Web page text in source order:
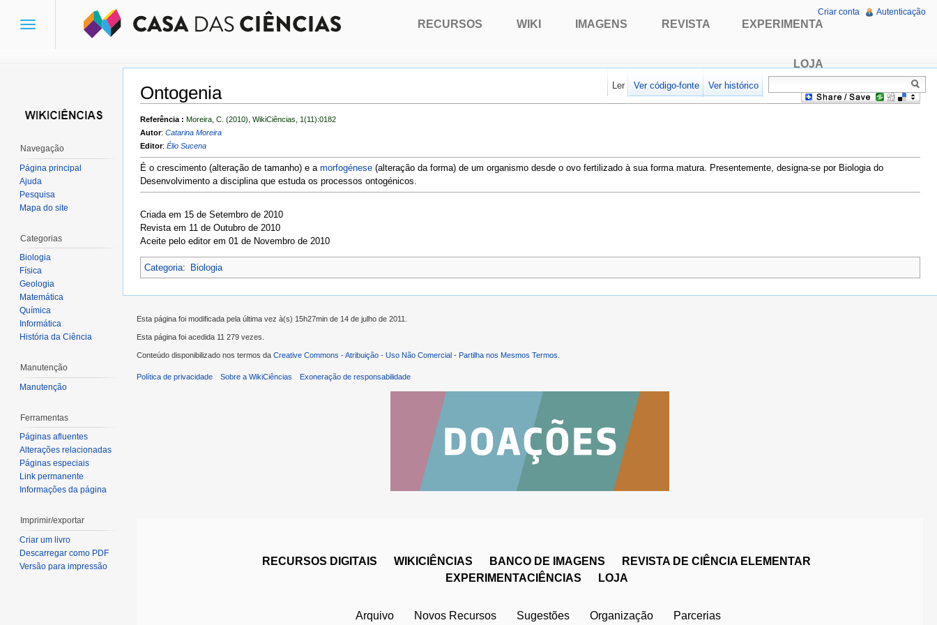
Ontogenia
Ir para:navegação,pesquisa
Referência : Moreira, C. (2010), WikiCiências, 1(11):0182
Autor: Catarina Moreira
Editor: Élio Sucena
É o crescimento (alteração de tamanho) e a morfogénese (alteração da forma) de um organismo desde o ovo fertilizado à sua forma matura. Presentemente, designa-se por Biologia do
Desenvolvimento a disciplina que estuda os processos ontogénicos.
Criada em 15 de Setembro de 2010
Revista em 11 de Outubro de 2010
Aceite pelo editor em 01 de Novembro de 2010
Categoria: Biologia
Toggle
RECURSOS WIKI IMAGENS REVISTA EXPERIMENTA
LOJA
Criar conta Autenticação
Ler Ver código-fonte Ver histórico
Navegação
Página principal
Ajuda
Pesquisa
Mapa do site
Categorias
Biologia
Física
Geologia
Matemática
Química
Informática
História da Ciência
Manutenção
Manutenção
Ferramentas
Páginas afluentes
Alterações relacionadas
Páginas especiais
Link permanente
Informações da página
Imprimir/exportar
Criar um livro
Descarregar como PDF
Versão para impressão
Esta página foi modificada pela última vez à(s) 15h27min de 14 de julho de 2011.
Esta página foi acedida 11 279 vezes.
Conteúdo disponibilizado nos termos da Creative Commons - Atribuição - Uso Não Comercial - Partilha nos Mesmos Termos
Política de privacidade Sobre a WikiCiências Exoneração de responsabilidade
RECURSOS DIGITAIS WIKICIÊNCIAS BANCO DE IMAGENS
REVISTA DE CIÊNCIA ELEMENTAR
EXPERIMENTACIÊNCIAS
LOJA
Arquivo Novos Recursos Sugestões Organização Parcerias